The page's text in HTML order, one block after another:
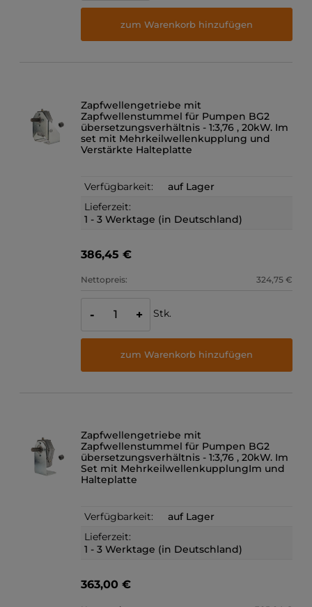
zum Warenkorb hinzufügen
Zapfwellengetriebe mit
Zapfwellenstummel für Pumpen BG2
übersetzungsverhältnis - 1:3,76 , 20kW. Im
set mit Mehrkeilwellenkupplung und
Verstärkte Halteplatte
Verfügbarkeit:
auf Lager
Lieferzeit:
1 - 3 Werktage (in Deutschland)
386,45 €
Nettopreis: 324,75 €
- + Stk.
zum Warenkorb hinzufügen
Zapfwellengetriebe mit
Zapfwellenstummel für Pumpen BG2
übersetzungsverhältnis - 1:3,76 , 20kW. Im
Set mit MehrkeilwellenkupplungIm und
Halteplatte
Verfügbarkeit:
auf Lager
Lieferzeit:
1 - 3 Werktage (in Deutschland)
363,00 €